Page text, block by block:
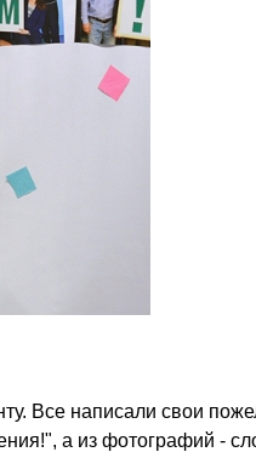
Все написали свои
а из фотографий -